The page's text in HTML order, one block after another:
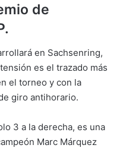
de
en Sachsenring,
es el trazado más
el torneo y con la
giro antihorario.
3 a la derecha, es una
Marc Márquez